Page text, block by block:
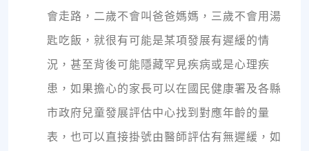
會走路，二歲不會叫爸爸媽媽，三歲不會用湯
匙吃飯，就很有可能是某項發展有遲緩的情
況，甚至背後可能隱藏罕見疾病或是心理疾
患，如果擔心的家長可以在國民健康署及各縣
市政府兒童發展評估中心找到對應年齡的量
表，也可以直接掛號由醫師評估有無遲緩，如